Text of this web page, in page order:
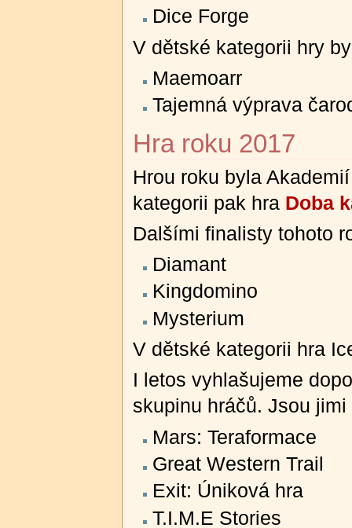
Dice Forge
V dětské kategorii hry
Maemoarr
Tajemná výprava
Hra roku 2017
Hrou roku byla
kategorii pak hra Doba
Dalšími finalisty tohoto
Diamant
Kingdomino
Mysterium
V dětské kategorii hra
I letos vyhlašujeme
skupinu hráčů. Jsou jimi
Mars: Teraformace
Great Western Trail
Exit: Úniková hra
T.I.M.E Stories